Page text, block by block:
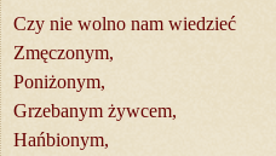
Czy nie wolno nam wiedzieć
Zmęczonym,
Poniżonym,
Grzebanym żywcem,
Hańbionym,